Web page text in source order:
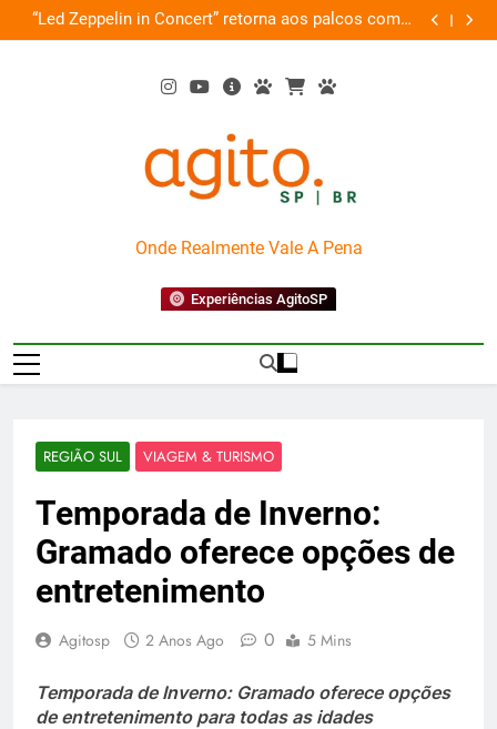
Skip
to
“Led Zeppelin in Concert” retorna aos palcos com a
Nova Orquestra
Cobasi
AgitoSP
Onde Realmente Vale A Pena
Experiências AgitoSP
REGIÃO SUL VIAGEM & TURISMO
Temporada de Inverno:
Gramado oferece opções de
entretenimento
Agitosp 2 Anos Ago 0 5 Mins
Temporada de Inverno: Gramado oferece opções
de entretenimento para todas as idades